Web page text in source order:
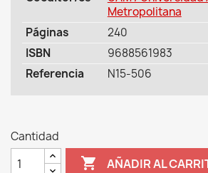
Metropolitana
Páginas
240
ISBN
9688561983
Referencia
N15-506
Cantidad
 AÑADIR AL